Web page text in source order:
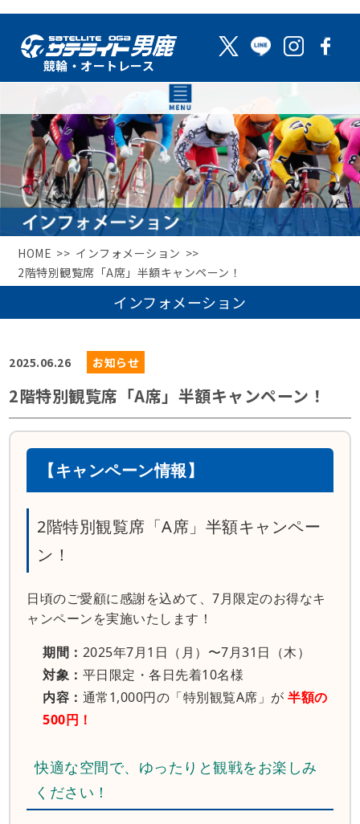
HOME
インフォメーション
2階特別観覧席「A席」半額キャンペーン！
インフォメーション
2025.06.26 お知らせ
2階特別観覧席「A席」半額キャンペーン！
【キャンペーン情報】
2階特別観覧席「A席」半額キャンペー
ン！
日頃のご愛顧に感謝を込めて、7月限定のお得なキ
ャンペーンを実施いたします！
期間： 2025年7月1日（月）〜7月31日（木）
対象： 平日限定・各日先着10名様
内容： 通常1,000円の「特別観覧A席」が半額の
500円！
快適な空間で、ゆったりと観戦をお楽しみ
ください！